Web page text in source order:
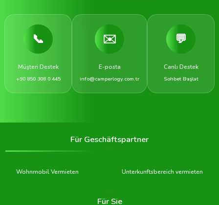
📞
Müşteri Destek
+90 850 308 0 445
✉️
E-posta
info@camperlogy.com.tr
💬
Canlı Destek
Sohbet Başlat
Für Geschäftspartner
Wohnmobil Vermieten Unterkunftsbereich vermieten
Für Sie